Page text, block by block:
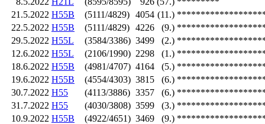
21.5.2022 H55B (5111/4829) 4054 (11.)
22.5.2022 H55B (5111/4829) 4226 (9.)
29.5.2022 H55L (3584/3386) 3499 (2.)
12.6.2022 H55L (2106/1990) 2298 (1.)
18.6.2022 H55B (4981/4707) 4164 (5.)
19.6.2022 H55B (4554/4303) 3815 (6.)
30.7.2022 H55 (4113/3886) 3357 (6.)
31.7.2022 H55 (4030/3808) 3599 (3.)
10.9.2022 H55B (4922/4651) 3469 (9.)